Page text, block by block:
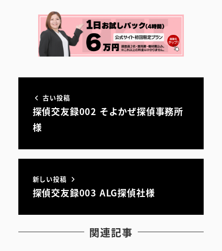
古い投稿
探偵交友録002 そよかぜ探偵事務所
様
新しい投稿
探偵交友録003 ALG探偵社様
関連記事